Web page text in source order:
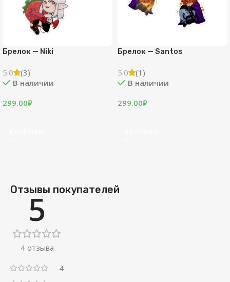
Брелок — Niki
5.0
(3)
В наличии
299.00₽
Брелок — Santos
5.0
(1)
В наличии
299.00₽
Отзывы покупателей
5
4 отзыва
4